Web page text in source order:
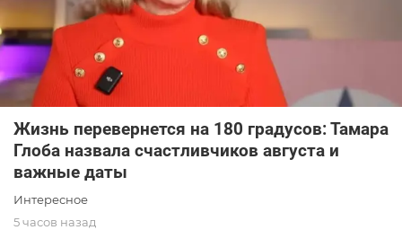
Жизнь перевернется на 180 градусов: Тамара
Глоба назвала счастливчиков августа и
важные даты
Интересное
5 часов назад